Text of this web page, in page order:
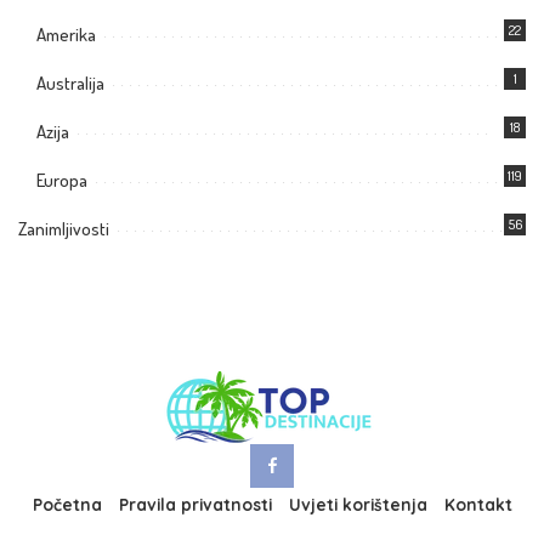
Amerika 22
Australija 1
Azija 18
Europa 119
Zanimljivosti 56
Početna Pravila privatnosti Uvjeti korištenja Kontakt